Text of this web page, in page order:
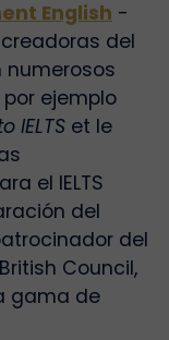
English -
del
numerosos
ejemplo
IELTS et le
el IELTS
del
del
Council,
gama de